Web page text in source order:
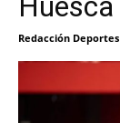
Redacción Deportes